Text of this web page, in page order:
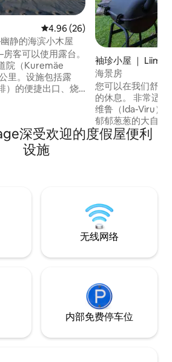
平均评分 4.96 分（满分 5 分）
4.96 (26)
静的海滨小木屋
客可以使用露台。
院（Kuremäe
里。设施包括露
）的便捷出口、烧
是一个过夜的地
宁静和安宁的地
袖珍小屋 ｜
海景房
您可以在我们舒适
的休息。 非常适合在海滩度假或探索伊达-
维鲁（Ida-Viru）
郁郁葱葱的大自然
和美丽的日落等待
港口和Tuliv水上
深受欢迎的度假屋便利
设施
无线网络
内部免费停车位